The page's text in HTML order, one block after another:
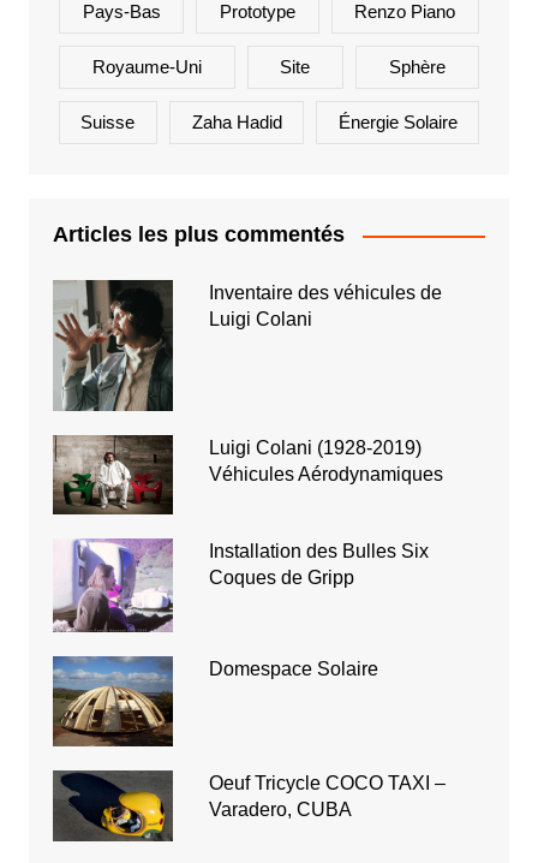
Pays-Bas Prototype Renzo Piano
Royaume-Uni Site Sphère
Suisse Zaha Hadid Énergie Solaire
Articles les plus commentés
Inventaire des véhicules de
Luigi Colani
Luigi Colani (1928-2019)
Véhicules Aérodynamiques
Installation des Bulles Six
Coques de Gripp
Domespace Solaire
Oeuf Tricycle COCO TAXI –
Varadero, CUBA